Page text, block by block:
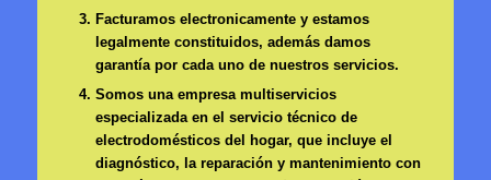
Facturamos electronicamente y estamos
legalmente constituidos, además damos
garantía por cada uno de nuestros servicios.
Somos una empresa multiservicios
especializada en el servicio técnico de
electrodomésticos del hogar, que incluye el
diagnóstico, la reparación y mantenimiento con